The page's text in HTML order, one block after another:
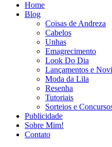
Home
Blog
Coisas de Andreza
Cabelos
Unhas
Emagrecimento
Look Do Dia
Lançamentos e
Moda da Lila
Resenha
Tutoriais
Sorteios e
Publicidade
Sobre Mim!
Contato